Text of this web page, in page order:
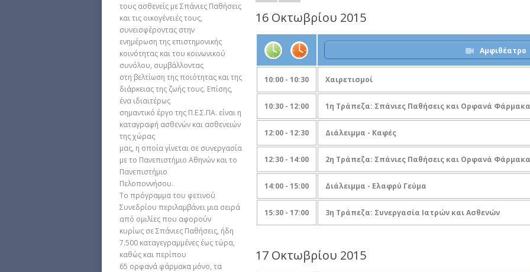
τους ασθενείς με Σπάνιες Παθήσεις
και τις οικογένειές τους,
συνεισφέροντας στην
ενημέρωση της επιστημονικής
κοινότητας και του κοινωνικού
συνόλου, συμβάλλοντας
στη βελτίωση της ποιότητας και της
διάρκειας της ζωής τους. Επίσης,
ένα ιδιαιτέρως
σημαντικό έργο της Π.Ε.Σ.ΠΑ. είναι η
καταγραφή ασθενών και ασθενειών
της χώρας
μας, η οποία γίνεται σε συνεργασία
με το Πανεπιστήμιο Αθηνών και το
Πανεπιστήμιο
Πελοποννήσου.
Το πρόγραμμα του φετινού
Συνεδρίου περιλαμβάνει μια σειρά
από ομιλίες που αφορούν
κυρίως σε Σπάνιες Παθήσεις, ήδη
7.500 καταγεγραμμένες έως τώρα,
καθώς και περίπου
65 ορφανά φάρμακα μόνο, τα
16 Οκτωβρίου 2015
Αμφιθέατρο
10:00 - 10:30 Χαιρετισμοί
10:30 - 12:00 1η Τράπεζα: Σπάνιες Παθήσεις και Ορφανά Φάρμακα
12:00 - 12:30 Διάλειμμα - Καφές
12:30 - 14:00 2η Τράπεζα: Σπάνιες Παθήσεις και Ορφανά Φάρμακα
14:00 - 15:00 Διάλειμμα - Ελαφρύ Γεύμα
15:30 - 17:00 3η Τράπεζα: Συνεργασία Ιατρών και Ασθενών
17 Οκτωβρίου 2015